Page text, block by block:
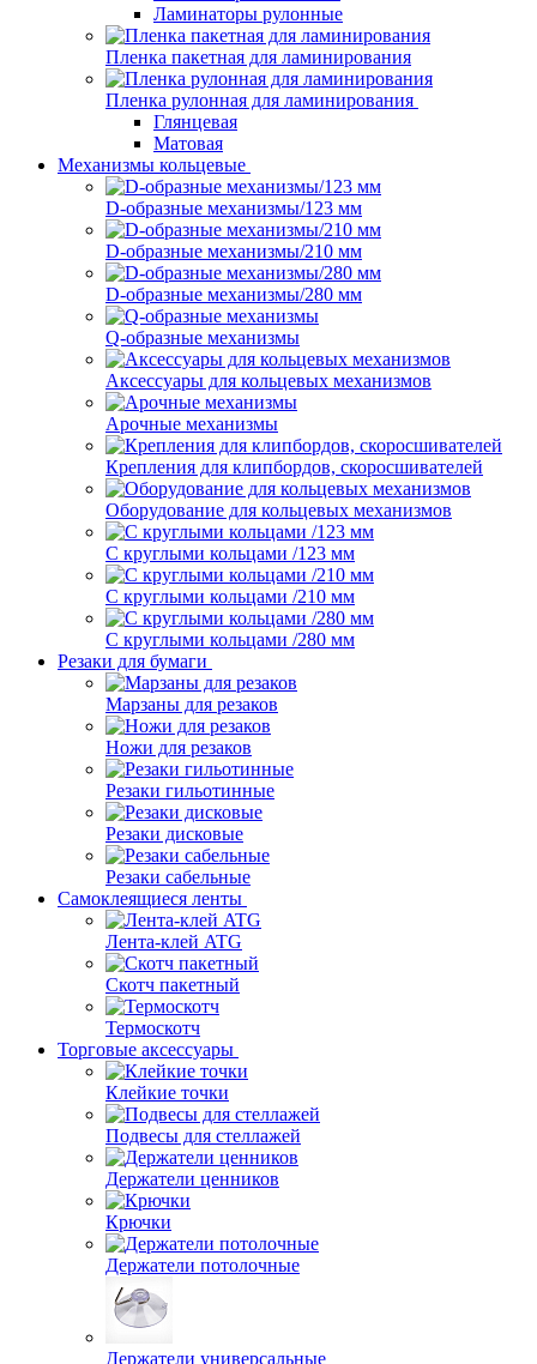
Ламинаторы рулонные
Пленка пакетная для ламинирования
Пленка рулонная для ламинирования
Глянцевая
Матовая
Механизмы кольцевые
D-образные механизмы/123 мм
D-образные механизмы/210 мм
D-образные механизмы/280 мм
Q-образные механизмы
Аксессуары для кольцевых механизмов
Арочные механизмы
Крепления для клипбордов, скоросшивателей
Оборудование для кольцевых механизмов
С круглыми кольцами /123 мм
С круглыми кольцами /210 мм
С круглыми кольцами /280 мм
Резаки для бумаги
Марзаны для резаков
Ножи для резаков
Резаки гильотинные
Резаки дисковые
Резаки сабельные
Самоклеящиеся ленты
Лента-клей ATG
Скотч пакетный
Термоскотч
Торговые аксессуары
Клейкие точки
Подвесы для стеллажей
Держатели ценников
Крючки
Держатели потолочные
Держатели универсальные